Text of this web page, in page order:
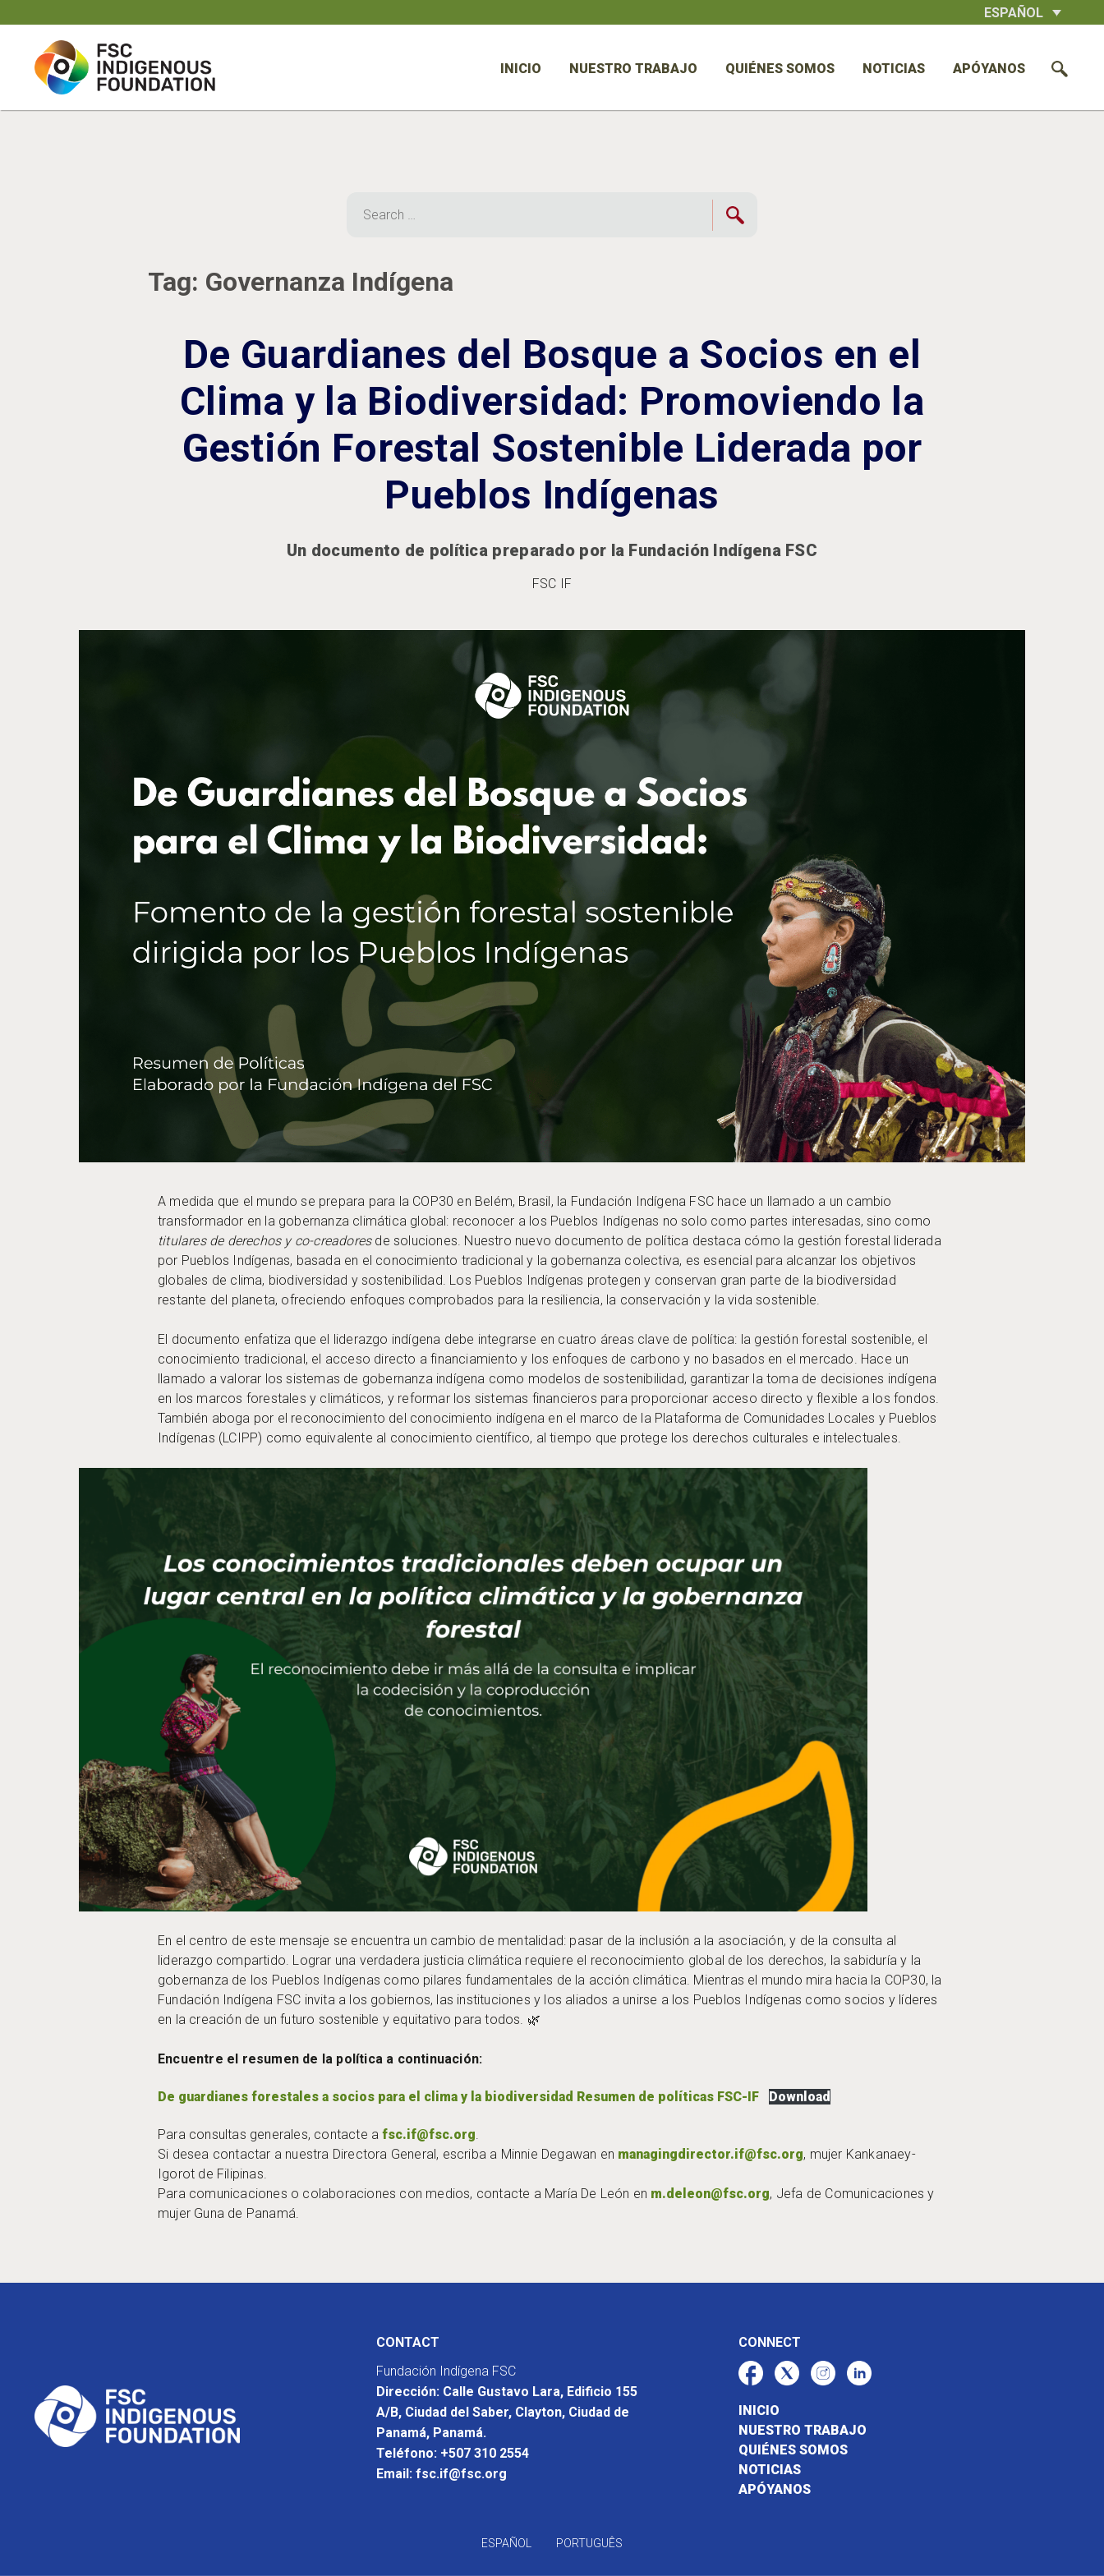
to
ESPAÑOL
INICIO NUESTRO TRABAJO QUIÉNES SOMOS NOTICIAS APÓYANOS
for:
Tag: Governanza Indígena
De Guardianes del Bosque a Socios en el
Clima y la Biodiversidad: Promoviendo la
Gestión Forestal Sostenible Liderada por
Pueblos Indígenas
Un documento de política preparado por la Fundación Indígena FSC
FSC IF
A medida que el mundo se prepara para la COP30 en Belém, Brasil, la Fundación Indígena FSC hace un llamado a un cambio
transformador en la gobernanza climática global: reconocer a los Pueblos Indígenas no solo como partes interesadas, sino como
titulares de derechos y co-creadoresde soluciones. Nuestro nuevo documento de política destaca cómo la gestión forestal liderada
por Pueblos Indígenas, basada en el conocimiento tradicional y la gobernanza colectiva, es esencial para alcanzar los objetivos
globales de clima, biodiversidad y sostenibilidad. Los Pueblos Indígenas protegen y conservan gran parte de la biodiversidad
restante del planeta, ofreciendo enfoques comprobados para la resiliencia, la conservación y la vida sostenible.
El documento enfatiza que el liderazgo indígena debe integrarse en cuatro áreas clave de política: la gestión forestal sostenible, el
conocimiento tradicional, el acceso directo a financiamiento y los enfoques de carbono y no basados en el mercado. Hace un
llamado a valorar los sistemas de gobernanza indígena como modelos de sostenibilidad, garantizar la toma de decisiones indígena
en los marcos forestales y climáticos, y reformar los sistemas financieros para proporcionar acceso directo y flexible a los fondos.
También aboga por el reconocimiento del conocimiento indígena en el marco de la Plataforma de Comunidades Locales y Pueblos
Indígenas (LCIPP) como equivalente al conocimiento científico, al tiempo que protege los derechos culturales e intelectuales.
En el centro de este mensaje se encuentra un cambio de mentalidad: pasar de la inclusión a la asociación, y de la consulta al
liderazgo compartido. Lograr una verdadera justicia climática requiere el reconocimiento global de los derechos, la sabiduría y la
gobernanza de los Pueblos Indígenas como pilares fundamentales de la acción climática. Mientras el mundo mira hacia la COP30, la
Fundación Indígena FSC invita a los gobiernos, las instituciones y los aliados a unirse a los Pueblos Indígenas como socios y líderes
en la creación de un futuro sostenible y equitativo para todos. 🌿
Encuentre el resumen de la política a continuación:
De guardianes forestales a socios para el clima y la biodiversidad Resumen de políticas FSC-IF Download
Para consultas generales, contacte afsc.if@fsc.org.
Si desea contactar a nuestra Directora General, escriba a Minnie Degawan en managingdirector.if@fsc.org, mujer Kankanaey-
Igorot de Filipinas.
Para comunicaciones o colaboraciones con medios, contacte a María De León en m.deleon@fsc.org, Jefa de Comunicaciones y
mujer Guna de Panamá.
CONTACT
Fundación Indígena FSC
Dirección: Calle Gustavo Lara, Edificio 155
A/B, Ciudad del Saber, Clayton, Ciudad de
Panamá, Panamá.
Teléfono: +507 310 2554
Email: fsc.if@fsc.org
CONNECT
INICIO
NUESTRO TRABAJO
QUIÉNES SOMOS
NOTICIAS
APÓYANOS
ESPAÑOL PORTUGUÊS